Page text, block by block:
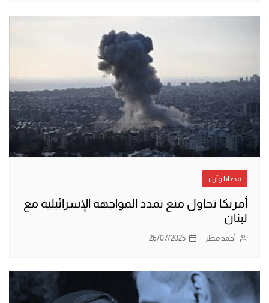
قضايا وآراء
أمريكا تحاول منع تمدد المواجهة الإسرائيلية مع
لبنان
أحمد مطر 26/07/2025